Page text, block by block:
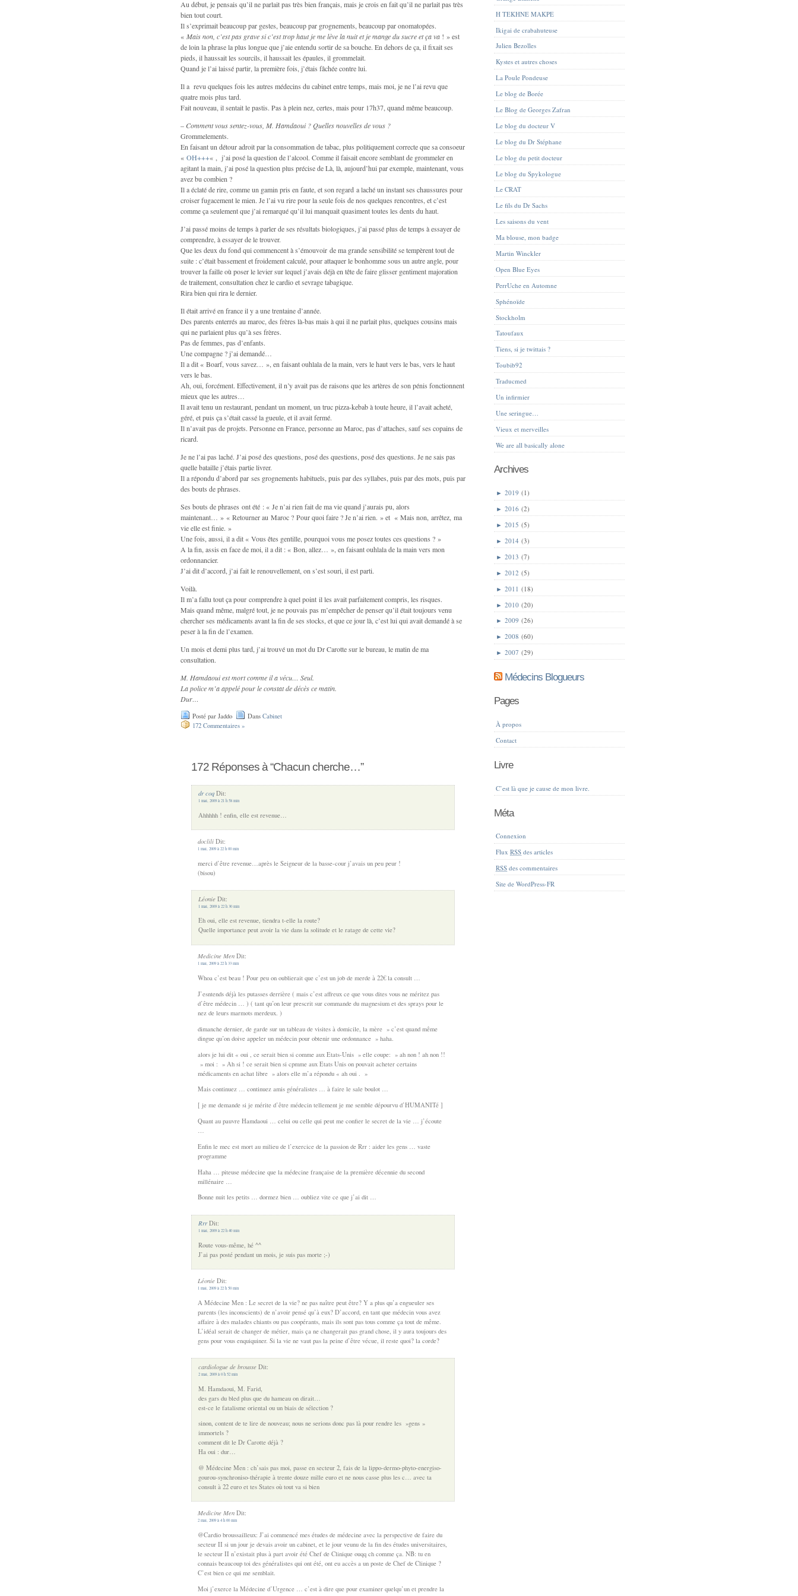
Au début, je pensais qu’il ne parlait pas très bien français, mais je crois en fait qu’il ne parlait pas très
bien tout court.
Il s’exprimait beaucoup par gestes, beaucoup par grognements, beaucoup par onomatopées.
« Mais non, c’est pas grave si c’est trop haut je me lève la nuit et je mange du sucre et ça va ! » est
de loin la phrase la plus longue que j’aie entendu sortir de sa bouche. En dehors de ça, il fixait ses
pieds, il haussait les sourcils, il haussait les épaules, il grommelait.
Quand je l’ai laissé partir, la première fois, j’étais fâchée contre lui.
Il a revu quelques fois les autres médecins du cabinet entre temps, mais moi, je ne l’ai revu que
quatre mois plus tard.
Fait nouveau, il sentait le pastis. Pas à plein nez, certes, mais pour 17h37, quand même beaucoup.
– Comment vous sentez-vous, M. Hamdaoui ? Quelles nouvelles de vous ?
Grommelements.
En faisant un détour adroit par la consommation de tabac, plus politiquement correcte que sa consoeur
« OH+++« , j’ai posé la question de l’alcool. Comme il faisait encore semblant de grommeler en
agitant la main, j’ai posé la question plus précise de Là, là, aujourd’hui par exemple, maintenant, vous
avez bu combien ?
Il a éclaté de rire, comme un gamin pris en faute, et son regard a laché un instant ses chaussures pour
croiser fugacement le mien. Je l’ai vu rire pour la seule fois de nos quelques rencontres, et c’est
comme ça seulement que j’ai remarqué qu’il lui manquait quasiment toutes les dents du haut.
J’ai passé moins de temps à parler de ses résultats biologiques, j’ai passé plus de temps à essayer de
comprendre, à essayer de le trouver.
Que les deux du fond qui commencent à s’émouvoir de ma grande sensibilité se tempèrent tout de
suite : c’était bassement et froidement calculé, pour attaquer le bonhomme sous un autre angle, pour
trouver la faille où poser le levier sur lequel j’avais déjà en tête de faire glisser gentiment majoration
de traitement, consultation chez le cardio et sevrage tabagique.
Rira bien qui rira le dernier.
Il était arrivé en france il y a une trentaine d’année.
Des parents enterrés au maroc, des frères là-bas mais à qui il ne parlait plus, quelques cousins mais
qui ne parlaient plus qu’à ses frères.
Pas de femmes, pas d’enfants.
Une compagne ? j’ai demandé…
Il a dit « Boarf, vous savez… », en faisant ouhlala de la main, vers le haut vers le bas, vers le haut
vers le bas.
Ah, oui, forcément. Effectivement, il n’y avait pas de raisons que les artères de son pénis fonctionnent
mieux que les autres…
Il avait tenu un restaurant, pendant un moment, un truc pizza-kebab à toute heure, il l’avait acheté,
géré, et puis ça s’était cassé la gueule, et il avait fermé.
Il n’avait pas de projets. Personne en France, personne au Maroc, pas d’attaches, sauf ses copains de
ricard.
Je ne l’ai pas laché. J’ai posé des questions, posé des questions, posé des questions. Je ne sais pas
quelle bataille j’étais partie livrer.
Il a répondu d’abord par ses grognements habituels, puis par des syllabes, puis par des mots, puis par
des bouts de phrases.
Ses bouts de phrases ont été : « Je n’ai rien fait de ma vie quand j’aurais pu, alors
maintenant… » « Retourner au Maroc ? Pour quoi faire ? Je n’ai rien. » et « Mais non, arrêtez, ma
vie elle est finie. »
Une fois, aussi, il a dit « Vous êtes gentille, pourquoi vous me posez toutes ces questions ? »
A la fin, assis en face de moi, il a dit : « Bon, allez… », en faisant ouhlala de la main vers mon
ordonnancier.
J’ai dit d’accord, j’ai fait le renouvellement, on s’est souri, il est parti.
Voilà.
Il m’a fallu tout ça pour comprendre à quel point il les avait parfaitement compris, les risques.
Mais quand même, malgré tout, je ne pouvais pas m’empêcher de penser qu’il était toujours venu
chercher ses médicaments avant la fin de ses stocks, et que ce jour là, c’est lui qui avait demandé à se
peser à la fin de l’examen.
Un mois et demi plus tard, j’ai trouvé un mot du Dr Carotte sur le bureau, le matin de ma
consultation.
M. Hamdaoui est mort comme il a vécu… Seul.
La police m’a appelé pour le constat de décès ce matin.
Dur…
Posté par Jaddo Dans Cabinet
172 Commentaires »
172 Réponses à “Chacun cherche…”
dr coqDit:
1 mai, 2009 à 21 h 58 min
Ahhhhh ! enfin, elle est revenue…
docliliDit:
1 mai, 2009 à 22 h 00 min
merci d’être revenue…après le Seigneur de la basse-cour j’avais un peu peur !
(bisou)
LéonieDit:
1 mai, 2009 à 22 h 30 min
Eh oui, elle est revenue, tiendra t-elle la route?
Quelle importance peut avoir la vie dans la solitude et le ratage de cette vie?
Medicine MenDit:
1 mai, 2009 à 22 h 33 min
Whoa c’est beau ! Pour peu on oublierait que c’est un job de merde à 22€ la consult …
J’esntends déjà les putasses derrière ( mais c’est affreux ce que vous dites vous ne méritez pas
d’être médecin … ) ( tant qu’on leur prescrit sur commande du magnesium et des sprays pour le
nez de leurs marmots merdeux. )
dimanche dernier, de garde sur un tableau de visites à domicile, la mère » c’est quand même
dingue qu’on doive appeler un médecin pour obtenir une ordonnance » haha.
alors je lui dit « oui , ce serait bien si comme aux Etats-Unis » elle coupe: » ah non ! ah non !!
» moi : » Ah si ! ce serait bien si cpmme aux Etats Unis on pouvait acheter certains
médicaments en achat libre » alors elle m’a répondu « ah oui . »
Mais continuez … continuez amis généralistes … à faire le sale boulot …
[ je me demande si je mérite d’être médecin tellement je me semble dépourvu d’HUMANITé ]
Quant au pauvre Hamdaoui … celui ou celle qui peut me confier le secret de la vie … j’écoute
…
Enfin le mec est mort au milieu de l’exercice de la passion de Rrr : aider les gens … vaste
programme
Haha … piteuse médecine que la médecine française de la première décennie du second
millénaire …
Bonne nuit les petits … dormez bien … oubliez vite ce que j’ai dit …
RrrDit:
1 mai, 2009 à 22 h 40 min
Route vous-même, hé ^^
J’ai pas posté pendant un mois, je suis pas morte ;-)
LéonieDit:
1 mai, 2009 à 22 h 50 min
A Médecine Men : Le secret de la vie? ne pas naître peut être? Y a plus qu’a engueuler ses
parents (les inconscients) de n’avoir pensé qu’à eux? D’accord, en tant que médecin vous avez
affaire à des malades chiants ou pas coopérants, mais ils sont pas tous comme ça tout de même.
L’idéal serait de changer de métier, mais ça ne changerait pas grand chose, il y aura toujours des
gens pour vous enquiquiner. Si la vie ne vaut pas la peine d’être vécue, il reste quoi? la corde?
cardiologue de brousseDit:
2 mai, 2009 à 0 h 52 min
M. Hamdaoui, M. Farid,
des gars du bled plus que du hameau on dirait…
est-ce le fatalisme oriental ou un biais de sélection ?
sinon, content de te lire de nouveau; nous ne serions donc pas là pour rendre les »gens »
immortels ?
comment dit le Dr Carotte déjà ?
Ha oui : dur…
@ Médecine Men : ch’sais pas moi, passe en secteur 2, fais de la lippo-dermo-phyto-energiso-
gourou-synchroniso-thérapie à trente douze mille euro et ne nous casse plus les c… avec ta
consult à 22 euro et tes States où tout va si bien
Medicine MenDit:
2 mai, 2009 à 4 h 00 min
@Cardio broussailleux: J’ai commencé mes études de médecine avec la perspective de faire du
secteur II si un jour je devais avoir un cabinet, et le jour veunu de la fin des études universitaires,
le secteur II n’existait plus à part avoir été Chef de Clinique ouqq ch comme ça. NB: tu en
connais beaucoup toi des généralistes qui ont été, ont eu accès a un poste de Chef de Clinique ?
C’est bien ce qui me semblait.
Moi j’exerce la Médecine d’Urgence … c’est à dire que pour examiner quelqu’un et prendre la
H TEKHNE MAKPE
Ikigai de crabahuteuse
Julien Bezolles
Kystes et autres choses
La Poule Pondeuse
Le blog de Borée
Le Blog de Georges Zafran
Le blog du docteur V
Le blog du Dr Stéphane
Le blog du petit docteur
Le blog du Spykologue
Le CRAT
Le fils du Dr Sachs
Les saisons du vent
Ma blouse, mon badge
Martin Winckler
Open Blue Eyes
PerrUche en Automne
Sphénoïde
Stockholm
Tatoufaux
Tiens, si je twittais ?
Toubib92
Traducmed
Un infirmier
Une seringue…
Vieux et merveilles
We are all basically alone
Archives
►2019 (1)
►2016 (2)
►2015 (5)
►2014 (3)
►2013 (7)
►2012 (5)
►2011 (18)
►2010 (20)
►2009 (26)
►2008 (60)
►2007 (29)
Médecins Blogueurs
Pages
À propos
Contact
Livre
C’est là que je cause de mon livre.
Méta
Connexion
FluxRSS des articles
RSS des commentaires
Site de WordPress-FR